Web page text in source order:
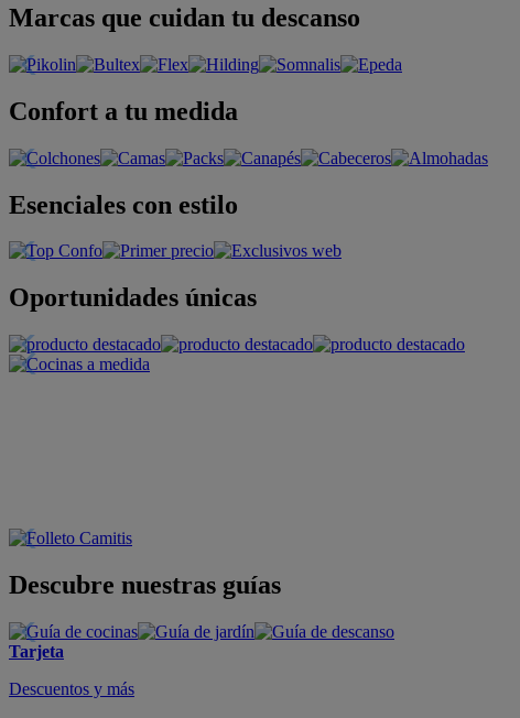
Marcas que cuidan tu descanso
Confort a tu medida
Esenciales con estilo
Oportunidades únicas
Descubre nuestras guías
Tarjeta
Descuentos y más